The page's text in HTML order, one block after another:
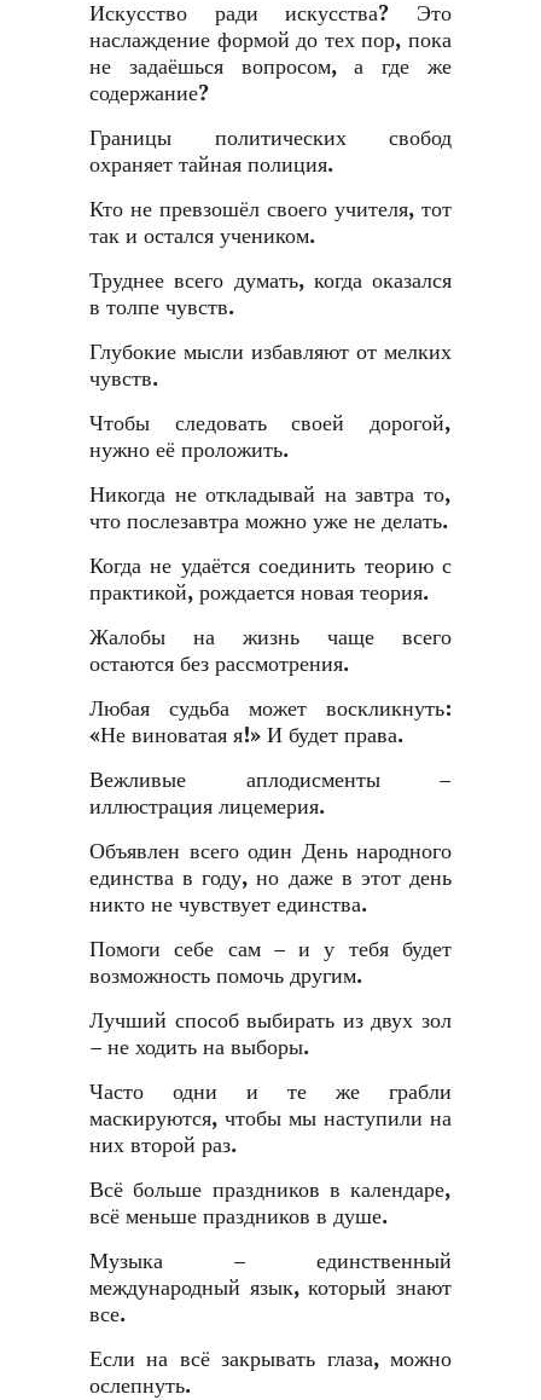
Искусство ради искусства? Это
наслаждение формой до тех пор, пока
не задаёшься вопросом, а где же
содержание?
Границы политических свобод
охраняет тайная полиция.
Кто не превзошёл своего учителя, тот
так и остался учеником.
Труднее всего думать, когда оказался
в толпе чувств.
Глубокие мысли избавляют от мелких
чувств.
Чтобы следовать своей дорогой,
нужно её проложить.
Никогда не откладывай на завтра то,
что послезавтра можно уже не делать.
Когда не удаётся соединить теорию с
практикой, рождается новая теория.
Жалобы на жизнь чаще всего
остаются без рассмотрения.
Любая судьба может воскликнуть:
«Не виноватая я!» И будет права.
Вежливые аплодисменты –
иллюстрация лицемерия.
Объявлен всего один День народного
единства в году, но даже в этот день
никто не чувствует единства.
Помоги себе сам – и у тебя будет
возможность помочь другим.
Лучший способ выбирать из двух зол
– не ходить на выборы.
Часто одни и те же грабли
маскируются, чтобы мы наступили на
них второй раз.
Всё больше праздников в календаре,
всё меньше праздников в душе.
Музыка – единственный
международный язык, который знают
все.
Если на всё закрывать глаза, можно
ослепнуть.